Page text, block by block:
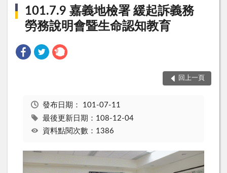
101.7.9 嘉義地檢署 緩起訴義務
勞務說明會暨生命認知教育
回上一頁
發布日期： 101-07-11
最後更新日期：108-12-04
資料點閱次數：1386